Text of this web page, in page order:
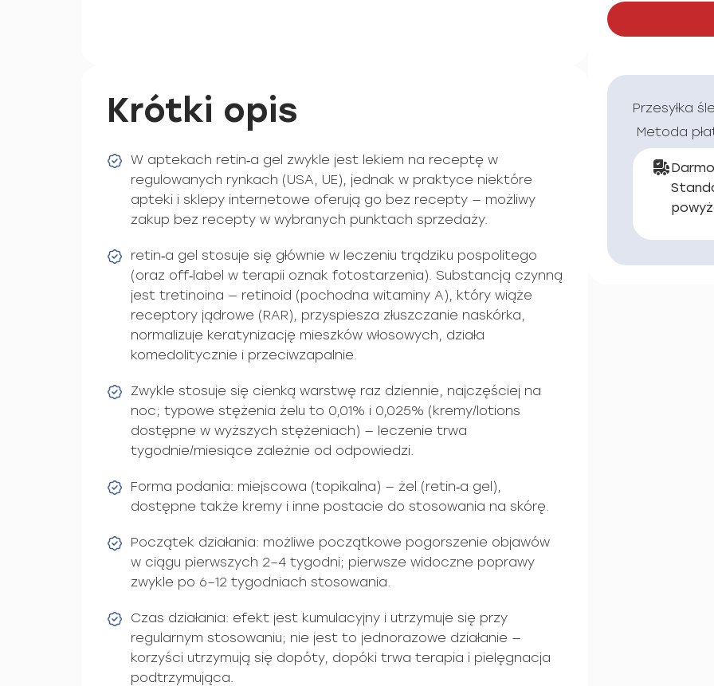
Krótki opis
W aptekach retin‑a gel zwykle jest lekiem na receptę w
regulowanych rynkach (USA, UE), jednak w praktyce niektóre
apteki i sklepy internetowe oferują go bez recepty — możliwy
zakup bez recepty w wybranych punktach sprzedaży.
retin‑a gel stosuje się głównie w leczeniu trądziku pospolitego
(oraz off‑label w terapii oznak fotostarzenia). Substancją czynną
jest tretinoina — retinoid (pochodna witaminy A), który wiąże
receptory jądrowe (RAR), przyspiesza złuszczanie naskórka,
normalizuje keratynizację mieszków włosowych, działa
komedolitycznie i przeciwzapalnie.
Zwykle stosuje się cienką warstwę raz dziennie, najczęściej na
noc; typowe stężenia żelu to 0,01% i 0,025% (kremy/lotions
dostępne w wyższych stężeniach) — leczenie trwa
tygodnie/miesiące zależnie od odpowiedzi.
Forma podania: miejscowa (topikalna) — żel (retin‑a gel),
dostępne także kremy i inne postacie do stosowania na skórę.
Początek działania: możliwe początkowe pogorszenie objawów
w ciągu pierwszych 2–4 tygodni; pierwsze widoczne poprawy
zwykle po 6–12 tygodniach stosowania.
Czas działania: efekt jest kumulacyjny i utrzymuje się przy
regularnym stosowaniu; nie jest to jednorazowe działanie —
korzyści utrzymują się dopóty, dopóki trwa terapia i pielęgnacja
podtrzymująca.
Przesyłka
Metoda